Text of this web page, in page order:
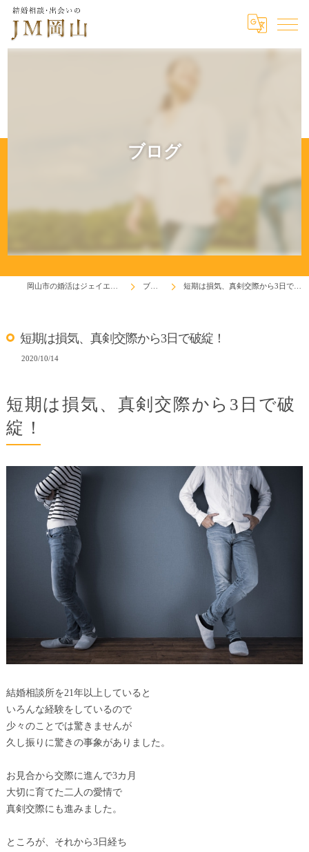
ブログ
ブログ 短期は損気、真剣交際から3日で破綻！
短期は損気、真剣交際から3日で破綻！
2020/10/14
短期は損気、真剣交際から3日で破
綻！
結婚相談所を21年以上していると
いろんな経験をしているので
少々のことでは驚きませんが
久し振りに驚きの事象がありました。
お見合から交際に進んで3カ月
大切に育てた二人の愛情で
真剣交際にも進みました。
ところが、それから3日経ち